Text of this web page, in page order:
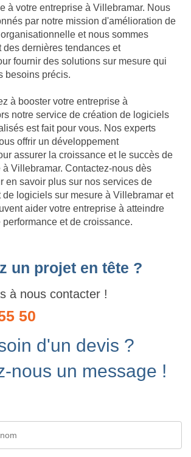
à votre entreprise à Villebramar. Nous
par notre mission d'amélioration de
et nous sommes
des dernières tendances et
fournir des solutions sur mesure qui
besoins précis.
à booster votre entreprise à
notre service de création de logiciels
est fait pour vous. Nos experts
offrir un développement
assurer la croissance et le succès de
à Villebramar. Contactez-nous dès
en savoir plus sur nos services de
logiciels sur mesure à Villebramar et
aider votre entreprise à atteindre
et de croissance.
un projet en tête ?
à nous contacter !
50
d'un devis ?
nous un message !